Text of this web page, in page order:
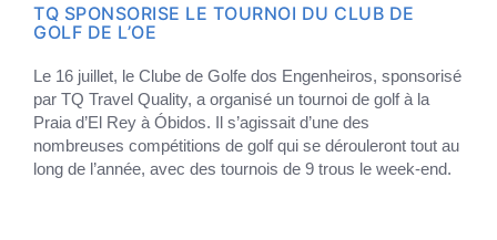
TQ SPONSORISE LE TOURNOI DU CLUB DE
GOLF DE L’OE
Le 16 juillet, le Clube de Golfe dos Engenheiros, sponsorisé
par TQ Travel Quality, a organisé un tournoi de golf à la
Praia d’El Rey à Óbidos. Il s’agissait d’une des
nombreuses compétitions de golf qui se dérouleront tout au
long de l’année, avec des tournois de 9 trous le week-end.